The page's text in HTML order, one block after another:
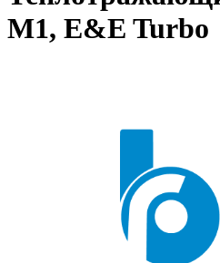
M1, E&E Turbo